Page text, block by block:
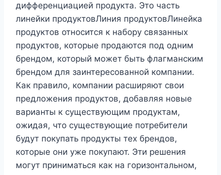
дифференциацией продукта. Это часть
линейки продуктовЛиния продуктовЛинейка
продуктов относится к набору связанных
продуктов, которые продаются под одним
брендом, который может быть флагманским
брендом для заинтересованной компании.
Как правило, компании расширяют свои
предложения продуктов, добавляя новые
варианты к существующим продуктам,
ожидая, что существующие потребители
будут покупать продукты тех брендов,
которые они уже покупают. Эти решения
могут приниматься как на горизонтальном,